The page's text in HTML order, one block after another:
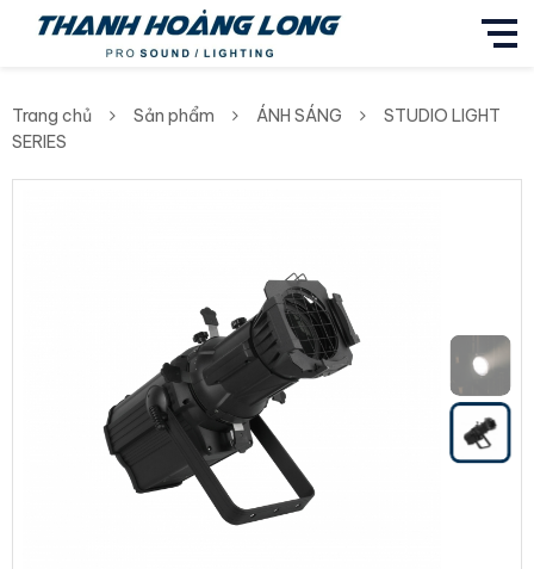
Trang chủ Sản phẩm ÁNH SÁNG
STUDIO LIGHT
SERIES